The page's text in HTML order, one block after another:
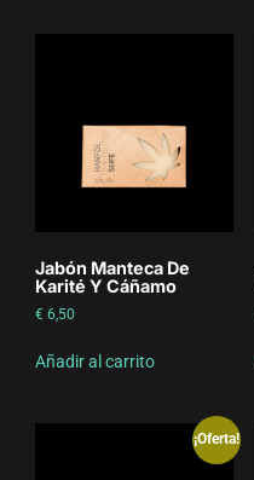
Jabón Manteca De
Karité Y Cáñamo
€ 6,50
Añadir al carrito
¡Oferta!